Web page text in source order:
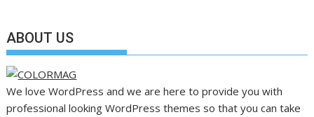
ABOUT US
We love WordPress and we are here to provide you with
professional looking WordPress themes so that you can take